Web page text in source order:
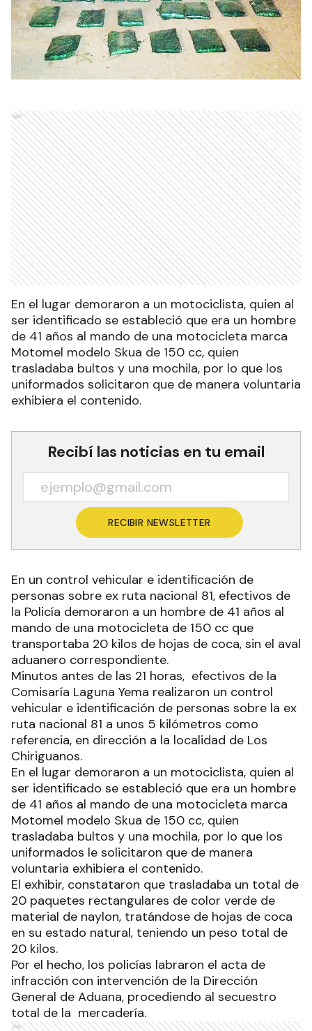
Ads
En el lugar demoraron a un motociclista, quien al
ser identificado se estableció que era un hombre
de 41 años al mando de una motocicleta marca
Motomel modelo Skua de 150 cc, quien
trasladaba bultos y una mochila, por lo que los
uniformados solicitaron que de manera voluntaria
exhibiera el contenido.
Recibí las noticias en tu email
RECIBIR NEWSLETTER
En un control vehicular e identificación de
personas sobre ex ruta nacional 81, efectivos de
la Policía demoraron a un hombre de 41 años al
mando de una motocicleta de 150 cc que
transportaba 20 kilos de hojas de coca, sin el aval
aduanero correspondiente.
Minutos antes de las 21 horas, efectivos de la
Comisaría Laguna Yema realizaron un control
vehicular e identificación de personas sobre la ex
ruta nacional 81 a unos 5 kilómetros como
referencia, en dirección a la localidad de Los
Chiriguanos.
En el lugar demoraron a un motociclista, quien al
ser identificado se estableció que era un hombre
de 41 años al mando de una motocicleta marca
Motomel modelo Skua de 150 cc, quien
trasladaba bultos y una mochila, por lo que los
uniformados le solicitaron que de manera
voluntaria exhibiera el contenido.
El exhibir, constataron que trasladaba un total de
20 paquetes rectangulares de color verde de
material de naylon, tratándose de hojas de coca
en su estado natural, teniendo un peso total de
20 kilos.
Por el hecho, los policías labraron el acta de
infracción con intervención de la Dirección
General de Aduana, procediendo al secuestro
total de la mercadería.
Ads